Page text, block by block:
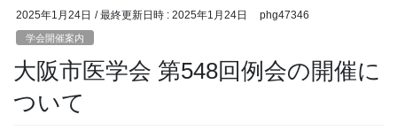
2025年1月24日 / 最終更新日時 : 2025年1月24日 phg47346
学会開催案内
大阪市医学会 第548回例会の開催に
ついて